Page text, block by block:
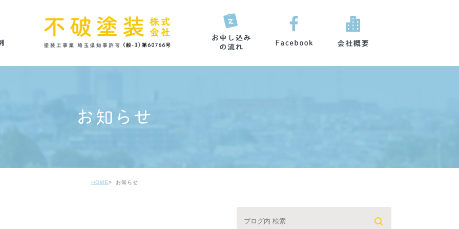
お知らせ
HOME お知らせ